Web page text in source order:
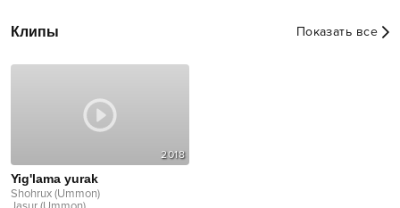
Клипы Показать все
2018
Yig'lama yurak
Shohrux (Ummon)